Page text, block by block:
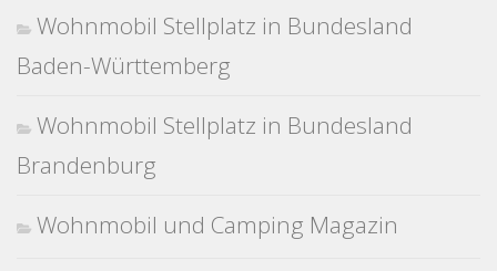
Wohnmobil Stellplatz in Bundesland
Baden-Württemberg
Wohnmobil Stellplatz in Bundesland
Brandenburg
Wohnmobil und Camping Magazin